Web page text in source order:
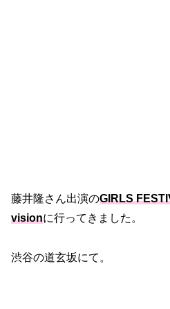
藤井隆さん出演のGIRLS
visionに行ってきました。
渋谷の道玄坂にて。